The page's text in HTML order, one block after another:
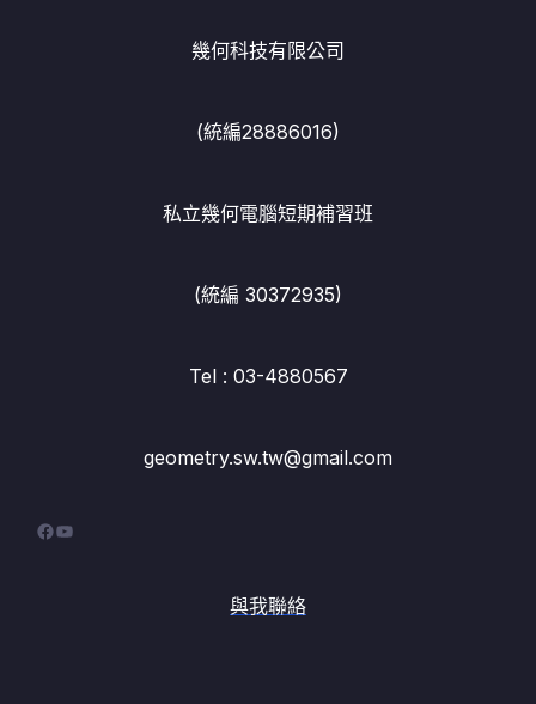
幾何科技有限公司
(統編28886016)
私立幾何電腦短期補習班
(統編 30372935)
Tel : 03-4880567
geometry.sw.tw@gmail.com
Facebook
與我聯絡